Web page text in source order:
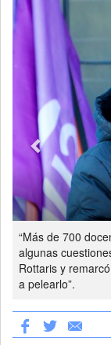
“Más de 700
algunas
Rottaris y
a pelearlo”.